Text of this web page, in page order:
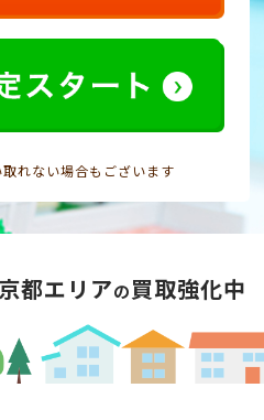
れない場合もございます
都エリアの買取強化中